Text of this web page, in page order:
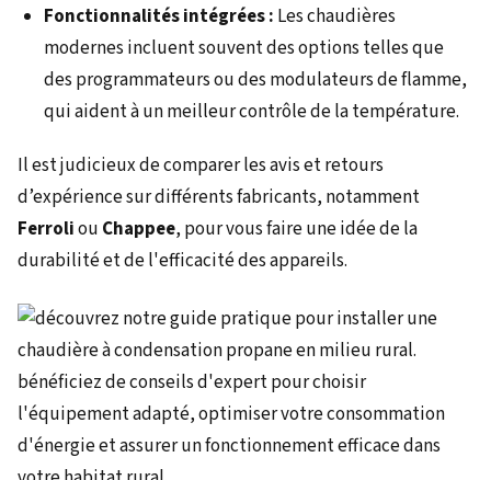
Fonctionnalités intégrées : Les chaudières
modernes incluent souvent des options telles que
des programmateurs ou des modulateurs de flamme,
qui aident à un meilleur contrôle de la température.
Il est judicieux de comparer les avis et retours
d’expérience sur différents fabricants, notamment
Ferroliou Chappee, pour vous faire une idée de la
durabilité et de l'efficacité des appareils.